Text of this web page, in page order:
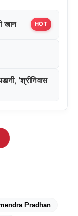
खान HOT
'श्रीनिवास
Pradhan